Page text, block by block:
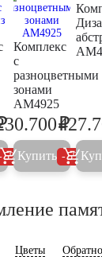
721.000
5%
Комплекс
с
разноцветными
зонами
AM4925
₽
Купить 5%
Цветы